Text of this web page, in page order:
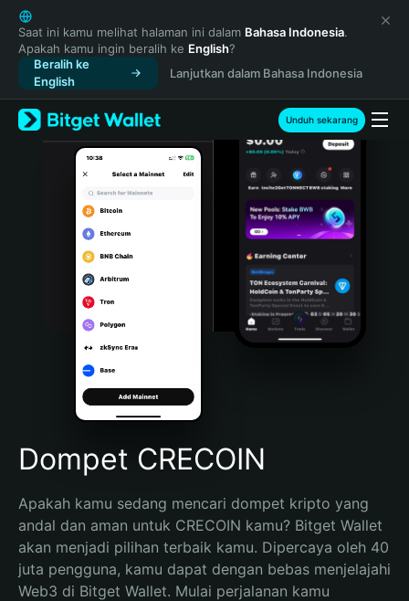
English
日本語
Tiếng Việt
Русский
Español (Latinoamérica)
Türkçe
Italiano
Português (Portugal)
Bahasa Indonesia
Português (Brasil)
Español (Argentina)
Saat ini kamu melihat halaman ini dalam Bahasa Indonesia.
Apakah kamu ingin beralih ke English?
Beralih ke
English
Lanjutkan dalam Bahasa Indonesia
Unduh sekarang
Dompet CRECOIN
Apakah kamu sedang mencari dompet kripto yang
andal dan aman untuk CRECOIN kamu? Bitget Wallet
akan menjadi pilihan terbaik kamu. Dipercaya oleh 40
juta pengguna, kamu dapat dengan bebas menjelajahi
Web3 di Bitget Wallet. Mulai perjalanan kamu